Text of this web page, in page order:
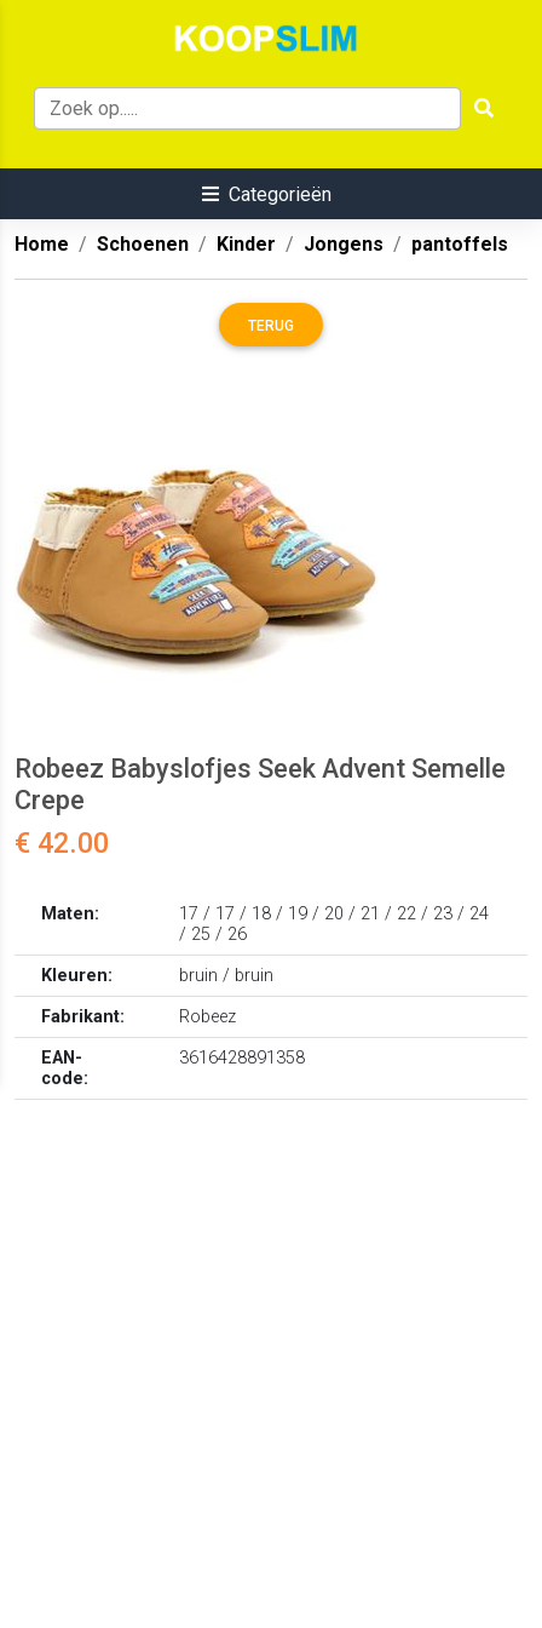
Categorieën
Home Schoenen Kinder Jongens pantoffels
TERUG
Robeez Babyslofjes Seek Advent Semelle
Crepe
€ 42.00
Maten:
17 / 17 / 18 / 19 / 20 / 21 / 22 / 23 / 24
/ 25 / 26
Kleuren:
bruin / bruin
Fabrikant:
Robeez
EAN-
code:
3616428891358